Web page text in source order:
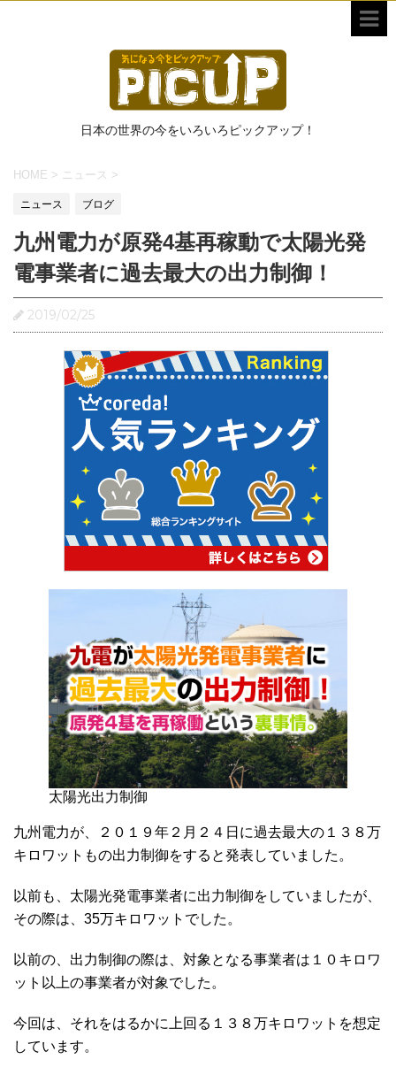
日本の世界の今をいろいろピックアップ！
HOME > ニュース >
ニュース ブログ
九州電力が原発4基再稼動で太陽光発
電事業者に過去最大の出力制御！
2019/02/25
太陽光出力制御
九州電力が、２０１９年２月２４日に過去最大の１３８万
キロワットもの出力制御をすると発表していました。
以前も、太陽光発電事業者に出力制御をしていましたが、
その際は、35万キロワットでした。
以前の、出力制御の際は、対象となる事業者は１０キロワ
ット以上の事業者が対象でした。
今回は、それをはるかに上回る１３８万キロワットを想定
しています。